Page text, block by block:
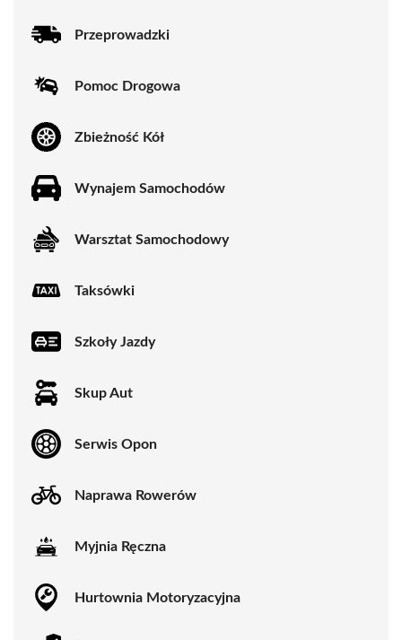
Przeprowadzki
Pomoc Drogowa
Zbieżność Kół
Wynajem Samochodów
Warsztat Samochodowy
Taksówki
Szkoły Jazdy
Skup Aut
Serwis Opon
Naprawa Rowerów
Myjnia Ręczna
Hurtownia Motoryzacyjna